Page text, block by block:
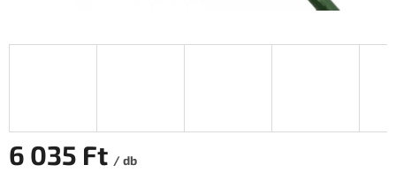
6 035 Ft / db